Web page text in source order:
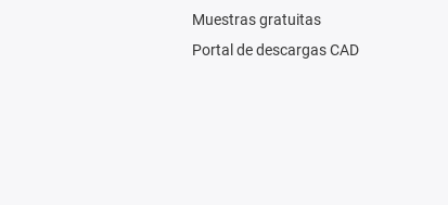
Muestras gratuitas
Portal de descargas CAD